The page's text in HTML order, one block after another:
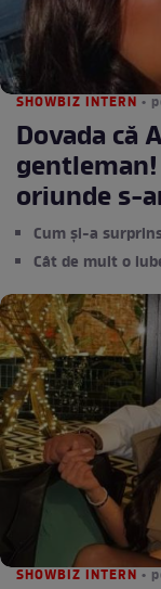
SHOWBIZ INTERN •
Dovada că
oriunde s-
Cum și-a
Cât de mult o
SHOWBIZ INTERN •